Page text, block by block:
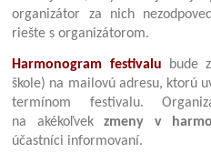
organizátor za nich
riešte s organizátorom.
Harmonogram festivalu bude
škole) na mailovú adresu, ktorú
termínom festivalu.
na akékoľvekzmeny v
účastníci informovaní.